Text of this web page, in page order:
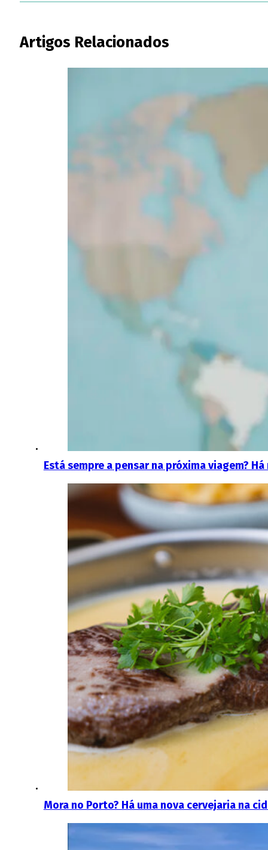
Artigos Relacionados
Está sempre a pensar na próxima viagem?
Mora no Porto? Há uma nova cervejaria na